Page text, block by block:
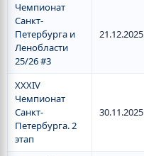
Чемпионат
Санкт-
Петербурга и
Ленобласти
25/26 #3
21.12.2025
XXXIV
Чемпионат
Санкт-
Петербурга. 2
этап
30.11.2025